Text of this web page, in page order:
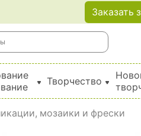
Заказать
Творчество
мозаики и фрески